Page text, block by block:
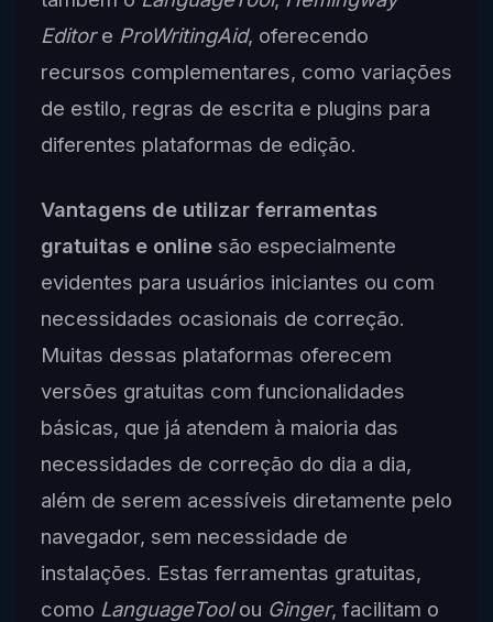
Editore ProWritingAid, oferecendo
recursos complementares, como variações
de estilo, regras de escrita e plugins para
diferentes plataformas de edição.
Vantagens de utilizar ferramentas
gratuitas e onlinesão especialmente
evidentes para usuários iniciantes ou com
necessidades ocasionais de correção.
Muitas dessas plataformas oferecem
versões gratuitas com funcionalidades
básicas, que já atendem à maioria das
necessidades de correção do dia a dia,
além de serem acessíveis diretamente pelo
navegador, sem necessidade de
instalações. Estas ferramentas gratuitas,
como LanguageToolou Ginger, facilitam o